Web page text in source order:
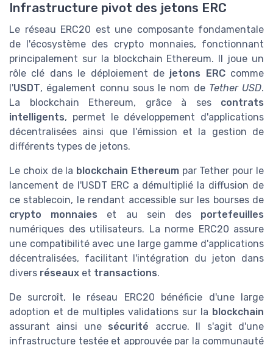
Infrastructure pivot des jetons ERC
Le réseau ERC20 est une composante fondamentale
de l'écosystème des crypto monnaies, fonctionnant
principalement sur la blockchain Ethereum. Il joue un
rôle clé dans le déploiement de jetons ERCcomme
l'USDT, également connu sous le nom de Tether USD.
La blockchain Ethereum, grâce à ses contrats
intelligents, permet le développement d'applications
décentralisées ainsi que l'émission et la gestion de
différents types de jetons.
Le choix de la blockchain Ethereumpar Tether pour le
lancement de l'USDT ERC a démultiplié la diffusion de
ce stablecoin, le rendant accessible sur les bourses de
crypto monnaies et au sein des portefeuilles
numériques des utilisateurs. La norme ERC20 assure
une compatibilité avec une large gamme d'applications
décentralisées, facilitant l'intégration du jeton dans
divers réseaux et transactions.
De surcroît, le réseau ERC20 bénéficie d'une large
adoption et de multiples validations sur la blockchain
assurant ainsi une sécurité accrue. Il s'agit d'une
infrastructure testée et approuvée par la communauté